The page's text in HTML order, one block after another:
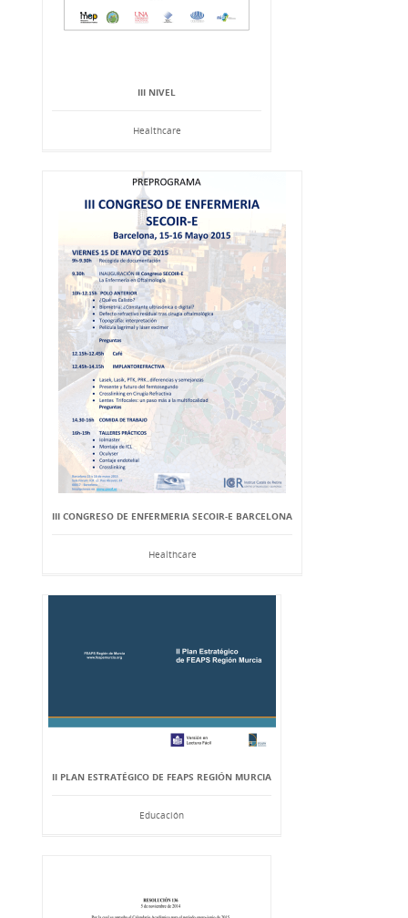
III NIVEL
Healthcare
III CONGRESO DE ENFERMERIA SECOIR-E BARCELONA
Healthcare
II PLAN ESTRATÉGICO DE FEAPS REGIÓN MURCIA
Educación